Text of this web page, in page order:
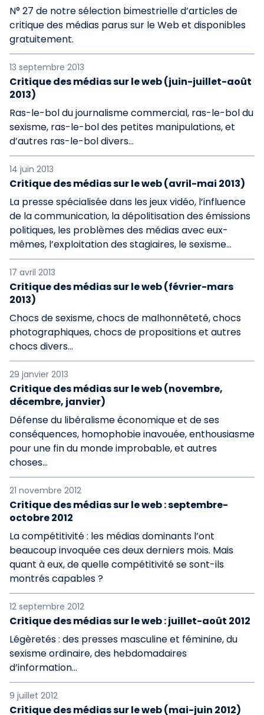
N° 27 de notre sélection bimestrielle d’articles de
critique des médias parus sur le Web et disponibles
gratuitement.
13 septembre 2013
Critique des médias sur le web (juin-juillet-août
2013)
Ras-le-bol du journalisme commercial, ras-le-bol du
sexisme, ras-le-bol des petites manipulations, et
d’autres ras-le-bol divers...
14 juin 2013
Critique des médias sur le web (avril-mai 2013)
La presse spécialisée dans les jeux vidéo, l’influence
de la communication, la dépolitisation des émissions
politiques, les problèmes des médias avec eux-
mêmes, l’exploitation des stagiaires, le sexisme…
17 avril 2013
Critique des médias sur le web (février-mars
2013)
Chocs de sexisme, chocs de malhonnêteté, chocs
photographiques, chocs de propositions et autres
chocs divers…
29 janvier 2013
Critique des médias sur le web (novembre,
décembre, janvier)
Défense du libéralisme économique et de ses
conséquences, homophobie inavouée, enthousiasme
pour une fin du monde improbable, et autres
choses…
21 novembre 2012
Critique des médias sur le web : septembre-
octobre 2012
La compétitivité : les médias dominants l’ont
beaucoup invoquée ces deux derniers mois. Mais
quant à eux, de quelle compétitivité se sont-ils
montrés capables ?
12 septembre 2012
Critique des médias sur le web : juillet-août 2012
Légèretés : des presses masculine et féminine, du
sexisme ordinaire, des hebdomadaires
d’information...
9 juillet 2012
Critique des médias sur le web (mai-juin 2012)